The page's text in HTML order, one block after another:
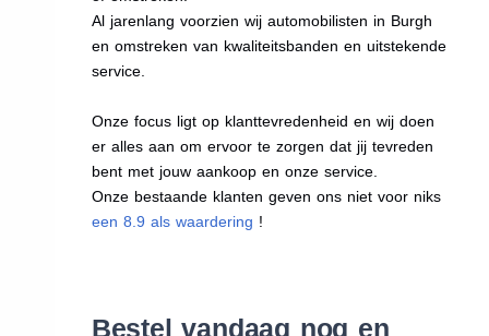
Al jarenlang voorzien wij automobilisten in Burgh
en omstreken van kwaliteitsbanden en uitstekende
service.
Onze focus ligt op klanttevredenheid en wij doen
er alles aan om ervoor te zorgen dat jij tevreden
bent met jouw aankoop en onze service.
Onze bestaande klanten geven ons niet voor niks
een 8.9 als waardering !
Bestel vandaag nog en